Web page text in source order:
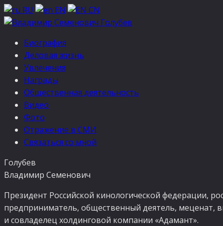
RU EN CN
Биография
Деловая жизнь
Увлечения
Награды
Общественная деятельность
Видео
Фото
Отражение в СМИ
Связаться со мной
Голубев
Владимир Семенович
Президент Российской кинологической федерации,
предприниматель, общественный деятель, меценат,
и совладелец холдинговой компании «Адамант».